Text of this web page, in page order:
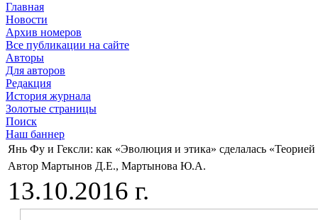
Главная
Новости
Архив номеров
Все публикации на сайте
Авторы
Для авторов
Редакция
История журнала
Золотые страницы
Поиск
Наш баннер
Янь Фу и Гексли: как «Эволюция и этика» сделалась «Теорией
Автор Мартынов Д.Е., Мартынова Ю.А.
13.10.2016 г.